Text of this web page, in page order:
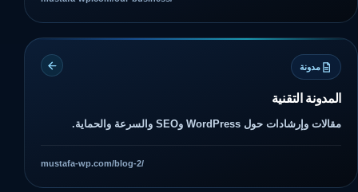
مدونة
المدونة التقنية
مقالات وإرشادات حول WordPress وSEO والسرعة والحماية.
mustafa-wp.com/blog-2/